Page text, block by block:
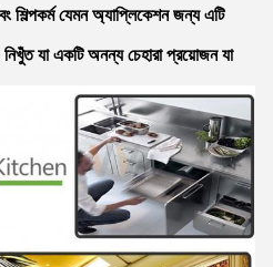
যেমন অ্যাপ্লিকেশন জন্য এটি
যা একটি অনন্য চেহারা প্রয়োজন যা